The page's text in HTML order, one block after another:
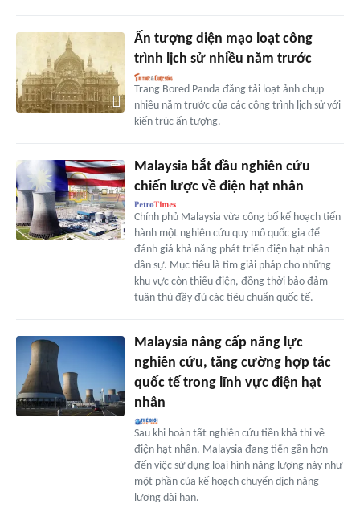
Ấn tượng diện mạo loạt công
trình lịch sử nhiều năm trước
Trang Bored Panda đăng tải loạt ảnh chụp
nhiều năm trước của các công trình lịch sử với
kiến trúc ấn tượng.
Malaysia bắt đầu nghiên cứu
chiến lược về điện hạt nhân
Chính phủ Malaysia vừa công bố kế hoạch tiến
hành một nghiên cứu quy mô quốc gia để
đánh giá khả năng phát triển điện hạt nhân
dân sự. Mục tiêu là tìm giải pháp cho những
khu vực còn thiếu điện, đồng thời bảo đảm
tuân thủ đầy đủ các tiêu chuẩn quốc tế.
Malaysia nâng cấp năng lực
nghiên cứu, tăng cường hợp tác
quốc tế trong lĩnh vực điện hạt
nhân
Sau khi hoàn tất nghiên cứu tiền khả thi về
điện hạt nhân, Malaysia đang tiến gần hơn
đến việc sử dụng loại hình năng lượng này như
một phần của kế hoạch chuyển dịch năng
lượng dài hạn.